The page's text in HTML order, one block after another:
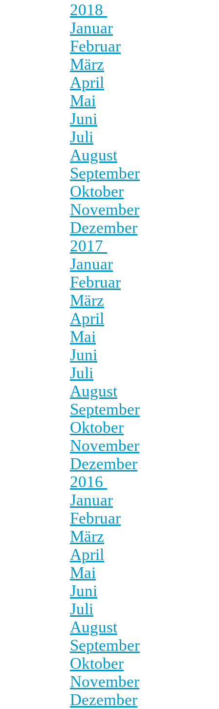
2018
Januar
Februar
März
April
Mai
Juni
Juli
August
September
Oktober
November
Dezember
2017
Januar
Februar
März
April
Mai
Juni
Juli
August
September
Oktober
November
Dezember
2016
Januar
Februar
März
April
Mai
Juni
Juli
August
September
Oktober
November
Dezember